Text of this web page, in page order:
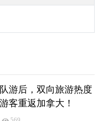
游后，双向旅游热度
客重返加拿大！